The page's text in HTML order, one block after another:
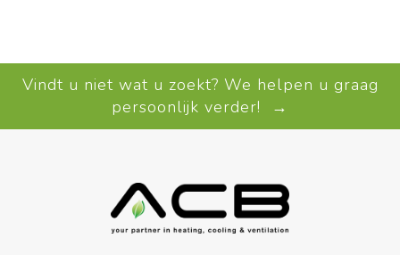
Vindt u niet wat u zoekt? We helpen u graag
persoonlijk verder! →